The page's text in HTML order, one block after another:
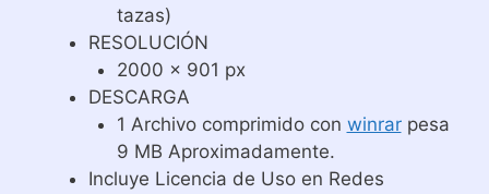
tazas)
RESOLUCIÓN
2000 x 901 px
DESCARGA
1 Archivo comprimido con winrarpesa
9 MB Aproximadamente.
Incluye Licencia de Uso en Redes